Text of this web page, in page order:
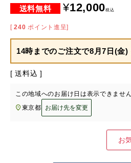
¥12,000税込
[ 240 ポイント進呈]
14時までのご注文で8月7日(金)
送料込
この地域へのお届け日は表示できません
東京都
お届け先を変更
お